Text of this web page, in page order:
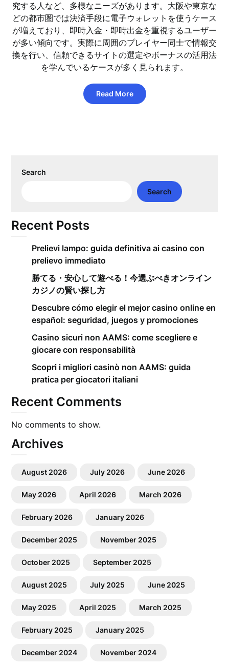
究する人など、多様なニーズがあります。大阪や東京な
どの都市圏では決済手段に電子ウォレットを使うケース
が増えており、即時入金・即時出金を重視するユーザー
が多い傾向です。実際に周囲のプレイヤー同士で情報交
換を行い、信頼できるサイトの選定やボーナスの活用法
を学んでいるケースが多く見られます。
Read More
Search
Search
Recent Posts
Prelievi lampo: guida definitiva ai casino con
prelievo immediato
勝てる・安心して遊べる！今選ぶべきオンライン
カジノの賢い探し方
Descubre cómo elegir el mejor casino online en
español: seguridad, juegos y promociones
Casino sicuri non AAMS: come scegliere e
giocare con responsabilità
Scopri i migliori casinò non AAMS: guida
pratica per giocatori italiani
Recent Comments
No comments to show.
Archives
August 2026 July 2026 June 2026
May 2026 April 2026 March 2026
February 2026 January 2026
December 2025 November 2025
October 2025 September 2025
August 2025 July 2025 June 2025
May 2025 April 2025 March 2025
February 2025 January 2025
December 2024 November 2024